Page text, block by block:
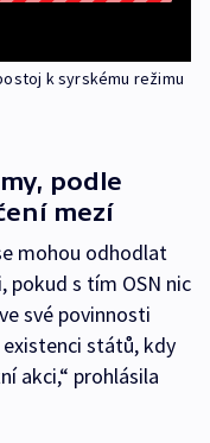
k syrskému režimu
podle
mezí
mohou odhodlat
pokud s tím OSN nic
své povinnosti
států, kdy
akci,“ prohlásila